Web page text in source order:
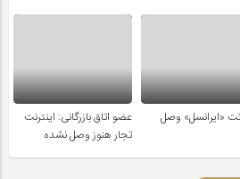
«ایرانسل» وصل
عضو اتاق بازرگانی: اینترنت
تجار هنوز وصل نشده